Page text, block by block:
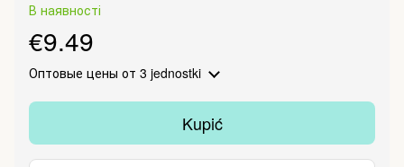
В наявності
€9.49
Оптовые цены от 3 jednostki
Kupić